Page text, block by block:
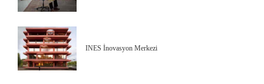
INES İnovasyon Merkezi